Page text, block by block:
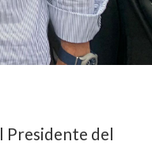
Presidente del